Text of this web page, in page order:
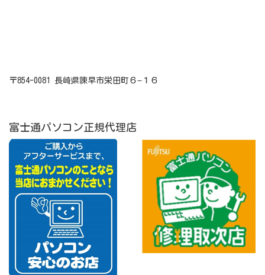
〒854-0081 長崎県諫早市栄田町６−１６
富士通パソコン正規代理店